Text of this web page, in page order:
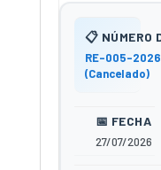
RE-005-2026
(Cancelado)
27/07/2026